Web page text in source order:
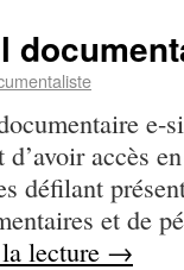
e-
accès
défilant
et de
lecture →